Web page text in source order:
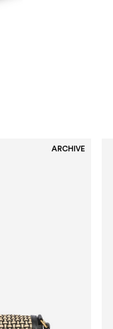
ARCHIVE